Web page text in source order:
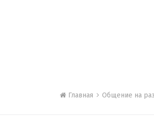
Главная Общение на